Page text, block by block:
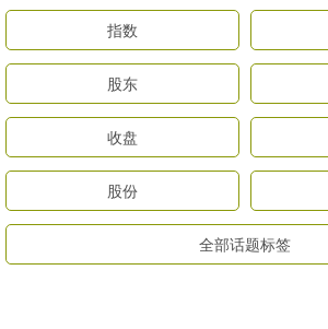
指数
股东
收盘
股份
全部话题标签